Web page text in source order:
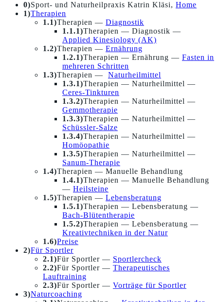
0)Sport- und Naturheilpraxis Katrin Kläsi, Home
1)Therapien
1.1)Therapien — Diagnostik
1.1.1)Therapien — Diagnostik —
Applied Kinesiology (AK)
1.2)Therapien — Ernährung
1.2.1)Therapien — Ernährung — Fasten in
mehreren Schritten
1.3)Therapien — Naturheilmittel
1.3.1)Therapien — Naturheilmittel —
Ceres-Tinkturen
1.3.2)Therapien — Naturheilmittel —
Gemmotherapie
1.3.3)Therapien — Naturheilmittel —
Schüssler-Salze
1.3.4)Therapien — Naturheilmittel —
Homöopathie
1.3.5)Therapien — Naturheilmittel —
Sanum-Therapie
1.4)Therapien — Manuelle Behandlung
1.4.1)Therapien — Manuelle Behandlung
— Heilsteine
1.5)Therapien — Lebensberatung
1.5.1)Therapien — Lebensberatung —
Bach-Blütentherapie
1.5.2)Therapien — Lebensberatung —
Kreativtechniken in der Natur
1.6)Preise
2)Für Sportler
2.1)Für Sportler — Sportlercheck
2.2)Für Sportler — Therapeutisches
Lauftraining
2.3)Für Sportler — Vorträge für Sportler
3)Naturcoaching